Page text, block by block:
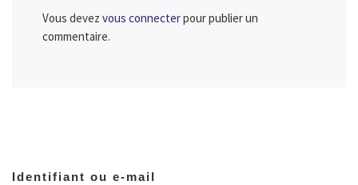
Vous devez vous connecterpour publier un
commentaire.
Identifiant ou e-mail